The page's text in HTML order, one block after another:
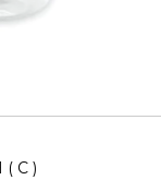
( C )